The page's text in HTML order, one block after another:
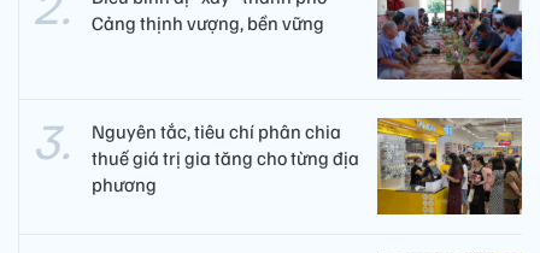
Cảng thịnh vượng, bền vững
Nguyên tắc, tiêu chí phân chia
thuế giá trị gia tăng cho từng địa
phương